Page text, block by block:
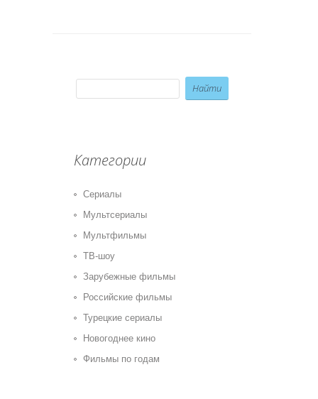
Категории
Сериалы
Мультсериалы
Мультфильмы
ТВ-шоу
Зарубежные фильмы
Российские фильмы
Турецкие сериалы
Новогоднее кино
Фильмы по годам